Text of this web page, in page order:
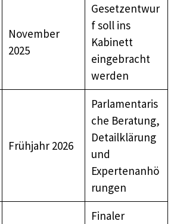
November
2025
Gesetzentwur
f soll ins
Kabinett
eingebracht
werden
Frühjahr 2026
Parlamentaris
che Beratung,
Detailklärung
und
Expertenanhö
rungen
Finaler